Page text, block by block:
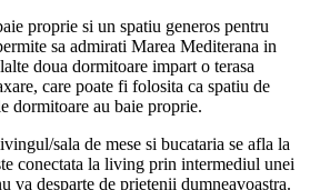
proprie si un spatiu generos pentru
sa admirati Marea Mediterana in
doua dormitoare impart o terasa
care poate fi folosita ca spatiu de
dormitoare au baie proprie.
sala de mese si bucataria se afla la
conectata la living prin intermediul unei
va desparte de prietenii dumneavoastra.